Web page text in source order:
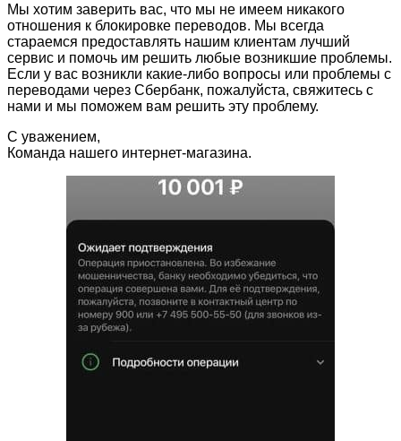
Мы хотим заверить вас, что мы не имеем никакого
отношения к блокировке переводов. Мы всегда
стараемся предоставлять нашим клиентам лучший
сервис и помочь им решить любые возникшие проблемы.
Если у вас возникли какие-либо вопросы или проблемы с
переводами через Сбербанк, пожалуйста, свяжитесь с
нами и мы поможем вам решить эту проблему.
С уважением,
Команда нашего интернет-магазина.